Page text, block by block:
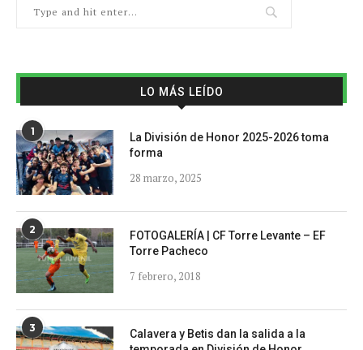
LO MÁS LEÍDO
1
La División de Honor 2025-2026 toma
forma
28 marzo, 2025
2
FOTOGALERÍA | CF Torre Levante – EF
Torre Pacheco
7 febrero, 2018
3
Calavera y Betis dan la salida a la